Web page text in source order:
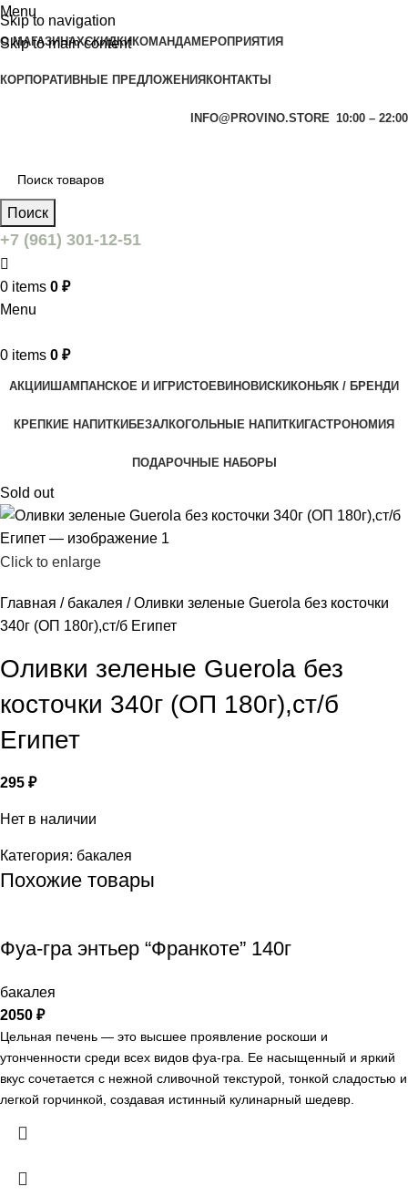
Skip to navigation
Skip to main content
Menu
О МАГАЗИНАХСКИДКИКОМАНДАМЕРОПРИЯТИЯ
КОРПОРАТИВНЫЕ ПРЕДЛОЖЕНИЯ КОНТАКТЫ
INFO@PROVINO.STORE 10:00 – 22:00
Поиск
+7 (961) 301-12-51
0 items 0 ₽
Menu
0 items 0 ₽
АКЦИИШАМПАНСКОЕ И ИГРИСТОЕВИНОВИСКИКОНЬЯК / БРЕНДИ
КРЕПКИЕ НАПИТКИБЕЗАЛКОГОЛЬНЫЕ НАПИТКИГАСТРОНОМИЯ
ПОДАРОЧНЫЕ НАБОРЫ
Sold out
Click to enlarge
Главная бакалея
Оливки зеленые Guerola без косточки
340г (ОП 180г),ст/б Египет
Оливки зеленые Guerola без
косточки 340г (ОП 180г),ст/б
Египет
295 ₽
Нет в наличии
Категория: бакалея
Похожие товары
Фуа-гра энтьер “Франкоте” 140г
бакалея
2050 ₽
Цельная печень — это высшее проявление роскоши и
утонченности среди всех видов фуа-гра. Ее насыщенный и яркий
вкус сочетается с нежной сливочной текстурой, тонкой сладостью и
легкой горчинкой, создавая истинный кулинарный шедевр.
комплексная пищевая добавка (соль поваренная пищевая
калия), соль поваренная пищевая йодированная, перец белый,